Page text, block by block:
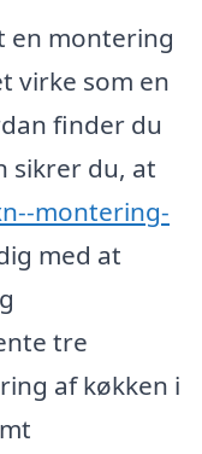
en montering
virke som en
finder du
sikrer du, at
montering-
med at
tre
af køkken i